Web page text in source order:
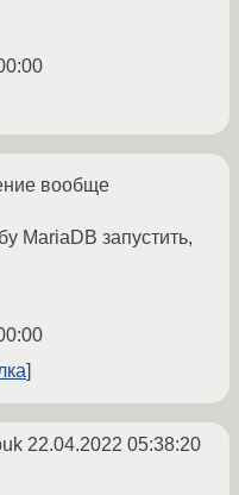
вообще
MariaDB запустить,
22.04.2022 05:38:20